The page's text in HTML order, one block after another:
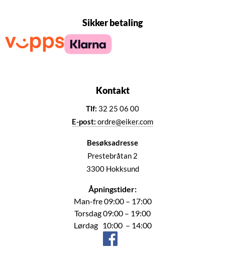
Sikker betaling
Kontakt
Tlf: 32 25 06 00
E-post: ordre@eiker.com
Besøksadresse
Prestebråtan 2
3300 Hokksund
Åpningstider:
Man-fre 09:00 – 17:00
Torsdag 09:00 – 19:00
Lørdag 10:00 – 14:00